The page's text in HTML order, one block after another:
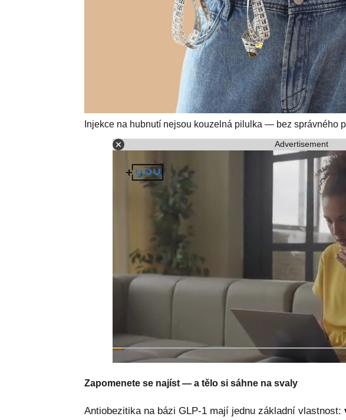
Injekce na hubnutí nejsou kouzelná pilulka — bez správného
Advertisement
Zapomenete se najíst — a tělo si sáhne na svaly
Antiobezitika na bázi GLP-1 mají jednu základní vlastnost: